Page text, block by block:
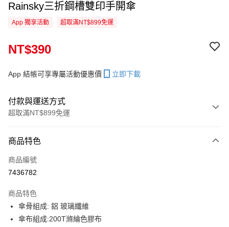
Rainsky三折鋼槽雙印手開傘
App 獨享活動 超取滿NT$899免運
NT$390
App 結帳可享專屬活動優惠價 立即下載
付款與運送方式
超取滿NT$899免運
信用卡一次付款
超商取貨付款
Apple Pay
街口支付
商品特色
商品編號
7436782
商品特色
傘骨組成: 鋁 玻璃纖維
傘布組成:200T滌綸色膠布